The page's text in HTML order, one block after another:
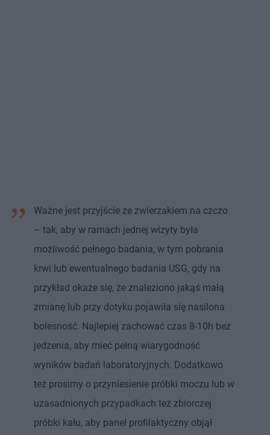
Ważne jest przyjście ze zwierzakiem na czczo
– tak, aby w ramach jednej wizyty była
możliwość pełnego badania, w tym pobrania
krwi lub ewentualnego badania USG, gdy na
przykład okaże się, że znaleziono jakąś małą
zmianę lub przy dotyku pojawiła się nasilona
bolesność. Najlepiej zachować czas 8-10h bez
jedzenia, aby mieć pełną wiarygodność
wyników badań laboratoryjnych. Dodatkowo
też prosimy o przyniesienie próbki moczu lub w
uzasadnionych przypadkach też zbiorczej
próbki kału, aby panel profilaktyczny objął